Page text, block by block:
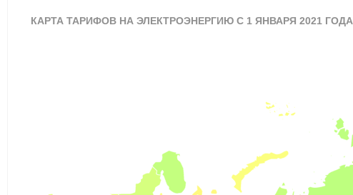
КАРТА ТАРИФОВ НА ЭЛЕКТРОЭНЕРГИЮ С 1 ЯНВАРЯ 2021 ГОДА